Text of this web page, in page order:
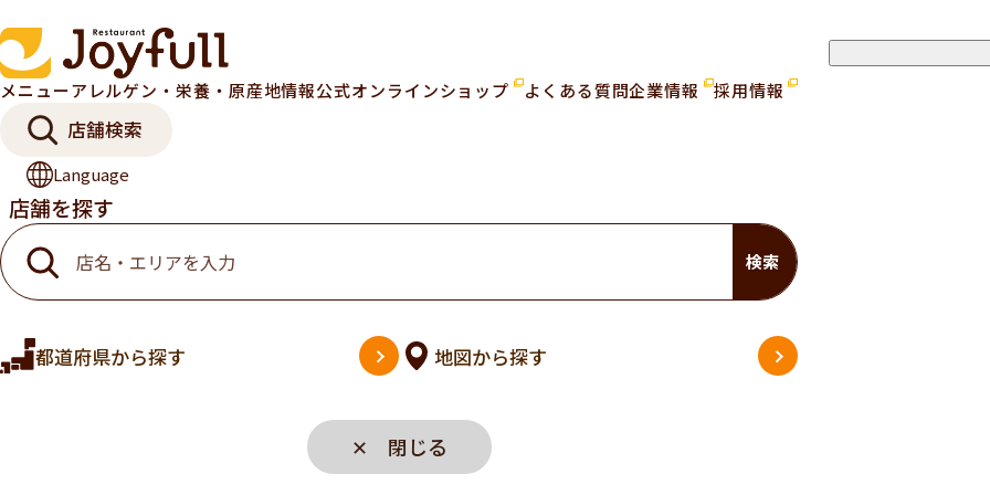
メニューアレルゲン・栄養・原産地情報公式オンラインショップ よくある質問企業情報 採用情報
店舗検索
Language
店舗を探す
検索
都道府県から探す 地図から探す
✕ 閉じる